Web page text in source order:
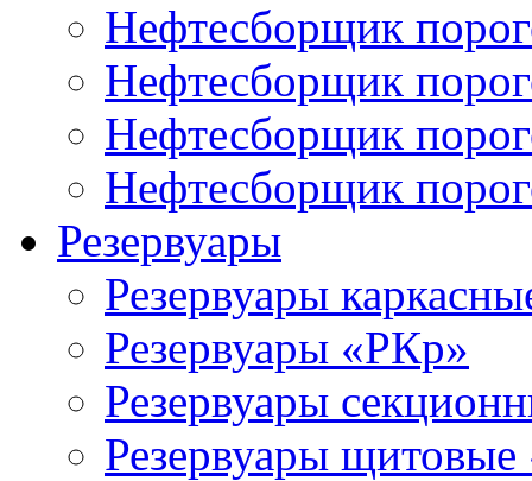
Нефтесборщик
Нефтесборщик
Нефтесборщик
Нефтесборщик
Резервуары
Резервуары
Резервуары «РКр»
Резервуары
Резервуары